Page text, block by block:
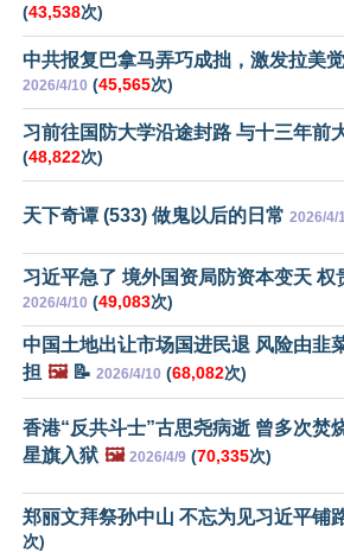
(43,538次)
中共报复巴拿马弄巧成拙，激发拉美觉
2026/4/10 (45,565次)
习前往国防大学沿途封路 与十三年前
(48,822次)
天下奇谭 (533) 做鬼以后的日常 2026/4/
习近平急了 境外国资局防资本变天 权
2026/4/10 (49,083次)
中国土地出让市场国进民退 风险由韭
担 🖼️📝 2026/4/10 (68,082次)
香港“反共斗士”古思尧病逝 曾多次焚
星旗入狱 🖼️ 2026/4/9 (70,335次)
郑丽文拜祭孙中山 不忘为见习近平铺
次)